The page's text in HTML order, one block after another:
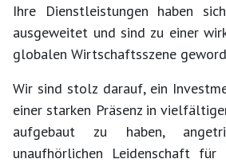
Ihre Dienstleistungen haben
ausgeweitet und sind zu einer
globalen Wirtschaftsszene
Wir sind stolz darauf, ein
einer starken Präsenz in
aufgebaut zu haben,
unaufhörlichen Leidenschaft für